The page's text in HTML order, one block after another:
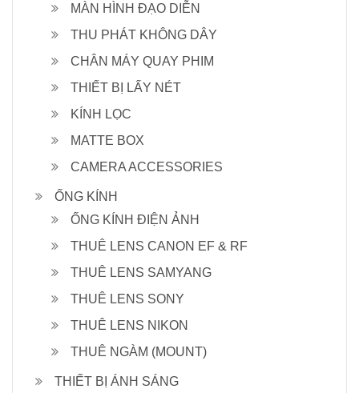
MÀN HÌNH ĐẠO DIỄN
THU PHÁT KHÔNG DÂY
CHÂN MÁY QUAY PHIM
THIẾT BỊ LẤY NÉT
KÍNH LỌC
MATTE BOX
CAMERA ACCESSORIES
ỐNG KÍNH
ỐNG KÍNH ĐIỆN ẢNH
THUÊ LENS CANON EF & RF
THUÊ LENS SAMYANG
THUÊ LENS SONY
THUÊ LENS NIKON
THUÊ NGÀM (MOUNT)
THIẾT BỊ ÁNH SÁNG